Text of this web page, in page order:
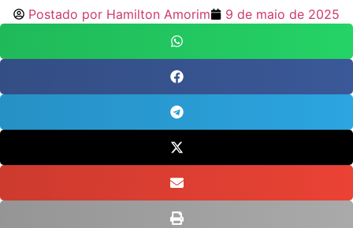
Postado por Hamilton Amorim 9 de maio de 2025